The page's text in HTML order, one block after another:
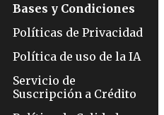
Bases y Condiciones
Políticas de Privacidad
Política de uso de la IA
Servicio de
Suscripción a Crédito